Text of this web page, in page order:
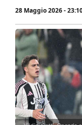
28 Maggio 2026 -